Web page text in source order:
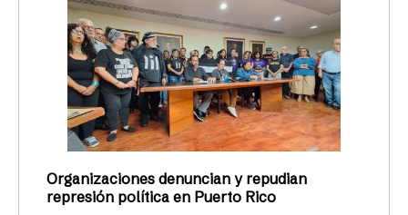
Organizaciones denuncian y repudian
represión política en Puerto Rico